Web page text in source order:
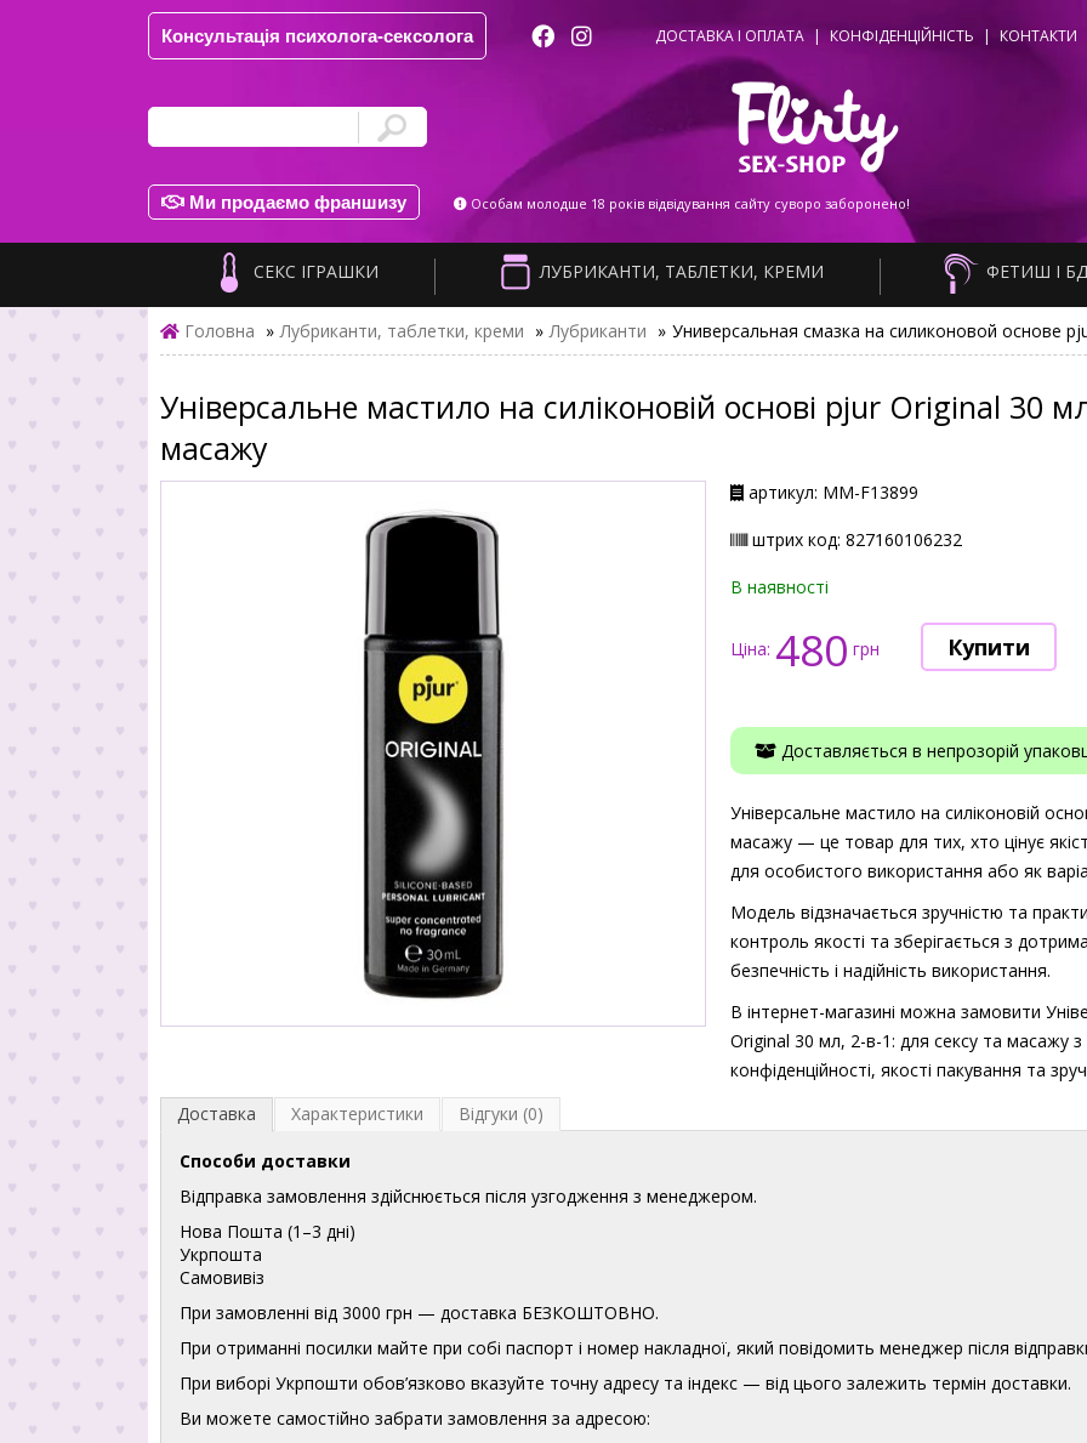
Консультація психолога-сексолога ДОСТАВКА І ОПЛАТА | КОНФІДЕНЦІЙНІСТЬ | КОНТАКТИ
Ми продаємо франшизу Особам молодше 18 років відвідування сайту суворо заборонено!
СЕКС ІГРАШКИ ЛУБРИКАНТИ, ТАБЛЕТКИ, КРЕМИ ФЕТИШ І
Головна » Лубриканти, таблетки, креми » Лубриканти » Универсальная смазка на силиконовой основе
Універсальне мастило на силіконовій основі pjur Original 30
масажу
артикул: ММ-F13899
штрих код: 827160106232
В наявності
Ціна: 480 грн
Доставляється в непрозорій
Універсальне мастило на силіконовій
масажу — це товар для тих, хто цінує
для особистого використання або як
Модель відзначається зручністю та
контроль якості та зберігається з
безпечність і надійність використання.
В інтернет-магазині можна замовити
Original 30 мл, 2-в-1: для сексу та масажу
конфіденційності, якості пакування та
Доставка
Характеристики Відгуки (0)
Способи доставки
Відправка замовлення здійснюється після узгодження з менеджером.
Нова Пошта (1–3 дні)
Укрпошта
Самовивіз
При замовленні від 3000 грн — доставка БЕЗКОШТОВНО.
При отриманні посилки майте при собі паспорт і номер накладної, який повідомить менеджер після
При виборі Укрпошти обов’язково вказуйте точну адресу та індекс — від цього залежить термін доставки.
Ви можете самостійно забрати замовлення за адресою: